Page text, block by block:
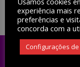
experiência mais
preferências e
concorda com a
Configurações